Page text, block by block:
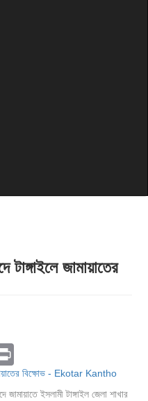
টাঙ্গাইলে জামায়াতের
জামায়াতে ইসলামী টাঙ্গাইল জেলা শাখার